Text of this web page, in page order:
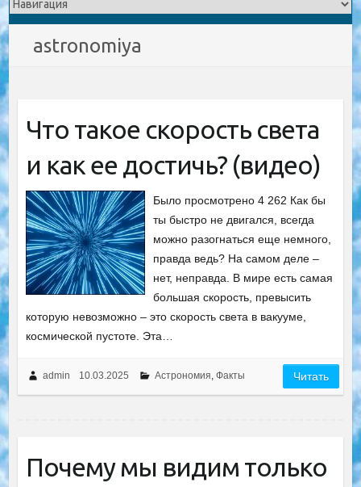
astronomiya
Что такое скорость света
и как ее достичь? (видео)
Было просмотрено 4 262 Как бы
ты быстро не двигался, всегда
можно разогнаться еще немного,
правда ведь? На самом деле –
нет, неправда. В мире есть самая
большая скорость, превысить
которую невозможно – это скорость света в вакууме,
космической пустоте. Эта…
admin 10.03.2025 Астрономия, Факты Читать
Почему мы видим только